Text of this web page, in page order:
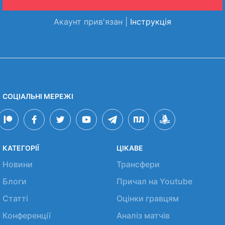
Акаунт прив'язан | Інструкція
СОЦІАЛЬНІ МЕРЕЖІ
КАТЕГОРІЇ
Новини
Блоги
Статті
Конференції
ЦІКАВЕ
Трансфери
Причал на Youtube
Оцінки гравцям
Аналіз матчів